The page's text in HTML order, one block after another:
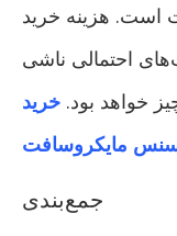
است. هزینه خرید
احتمالی ناشی
خواهد بود. خرید
مایکروسافت
جمع‌بندی